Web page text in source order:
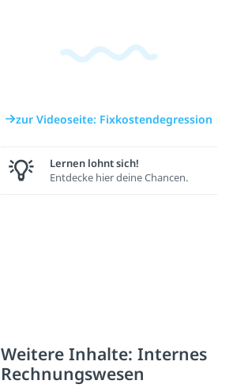
zur Videoseite: Fixkostendegression
Lernen lohnt sich!
Entdecke hier deine Chancen.
Weitere Inhalte: Internes
Rechnungswesen